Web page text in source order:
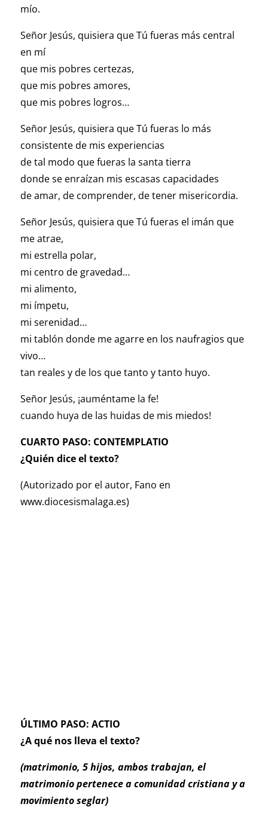
mío.
Señor Jesús, quisiera que Tú fueras más central
en mí
que mis pobres certezas,
que mis pobres amores,
que mis pobres logros…
Señor Jesús, quisiera que Tú fueras lo más
consistente de mis experiencias
de tal modo que fueras la santa tierra
donde se enraízan mis escasas capacidades
de amar, de comprender, de tener misericordia.
Señor Jesús, quisiera que Tú fueras el imán que
me atrae,
mi estrella polar,
mi centro de gravedad…
mi alimento,
mi ímpetu,
mi serenidad…
mi tablón donde me agarre en los naufragios que
vivo…
tan reales y de los que tanto y tanto huyo.
Señor Jesús, ¡auméntame la fe!
cuando huya de las huidas de mis miedos!
CUARTO PASO: CONTEMPLATIO
¿Quién dice el texto?
(Autorizado por el autor, Fano en
www.diocesismalaga.es)
ÚLTIMO PASO: ACTIO
¿A qué nos lleva el texto?
(matrimonio, 5 hijos, ambos trabajan, el
matrimonio pertenece a comunidad cristiana y a
movimiento seglar)